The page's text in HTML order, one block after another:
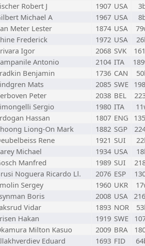
Robert J 1907 USA
Michael A 1967 USA
Meter Lester 1874 USA
Frederick 1972 USA
Igor 2068 SVK
Antonio 2104 ITA
Benjamin 1736 CAN
Mats 2085 SWE
Peter 2038 BEL
Sergio 1980 ITA
Hassan 1807 ENG
Liong-On Mark 1882 SGP
Rene 1921 SUI
Michael 1934 USA
Manfred 1989 SUI
Noguera Ricardo Ll. 2076 ESP
Sergey 1960 UKR
Boris 2008 USA
Vidar 1893 NOR
Hakan 1919 SWE
Milton Kasuo 2009 BRA
Eduard 1693 FID